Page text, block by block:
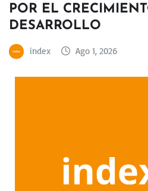
POR EL
DESARROLLO
index Ago 1, 2026